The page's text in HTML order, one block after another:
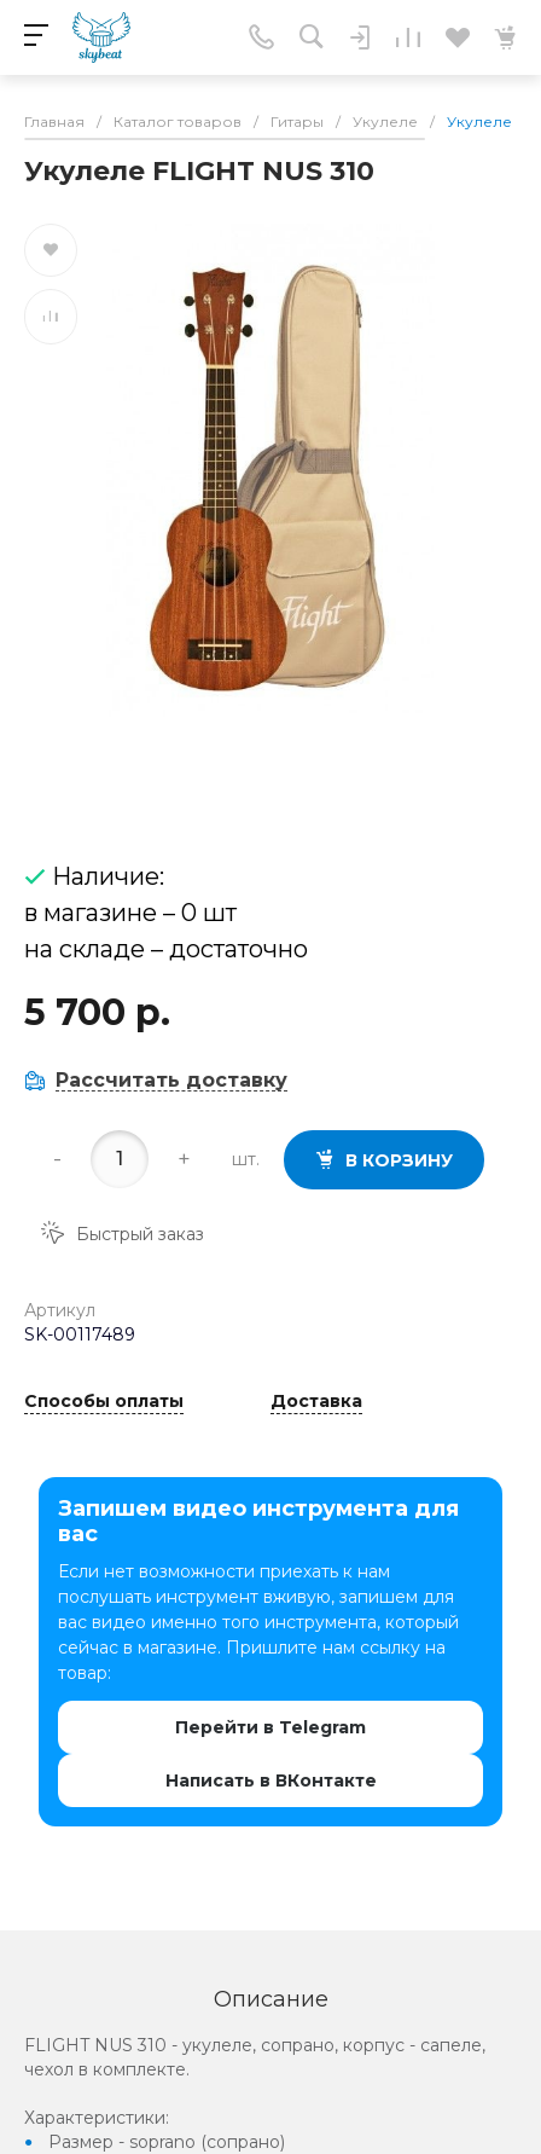
Главная / Каталог товаров / Гитары / Укулеле / Укулеле
Укулеле FLIGHT NUS 310
Наличие:
в магазине – 0 шт
на складе – достаточно
5 700 р.
Рассчитать доставку
- + шт. В КОРЗИНУ
Быстрый заказ
Артикул
SK-00117489
Способы оплаты Доставка
Запишем видео инструмента для
вас
Если нет возможности приехать к нам
послушать инструмент вживую, запишем для
вас видео именно того инструмента, который
сейчас в магазине. Пришлите нам ссылку на
товар:
Перейти в Telegram
Написать в ВКонтакте
Описание
FLIGHT NUS 310 - укулеле, сопрано, корпус - сапеле,
чехол в комплекте.
Характеристики:
Размер - soprano (сопрано)